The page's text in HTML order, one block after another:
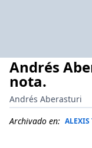
Andrés
nota.
Andrés Aberasturi
Archivado en: ALEXIS